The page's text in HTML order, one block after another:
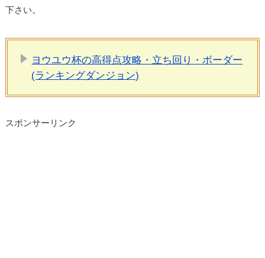
下さい。
ヨウユウ杯の高得点攻略・立ち回り・ボーダー
(ランキングダンジョン)
スポンサーリンク